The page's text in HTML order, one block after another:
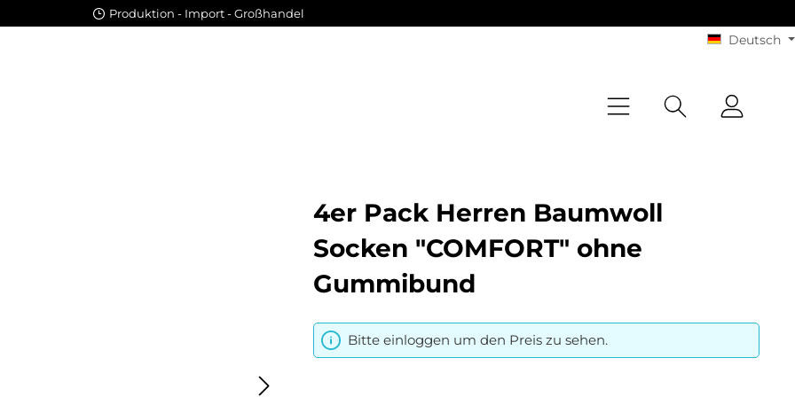
Produktion - Import - Großhandel
Deutsch
4er Pack Herren Baumwoll
Socken "COMFORT" ohne
Gummibund
Bitte einloggen um den Preis zu sehen.